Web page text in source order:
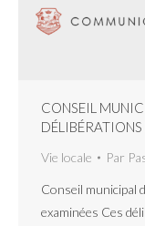
CONSEIL
DÉLIBÉRATIONS
Vie locale Par
Conseil municipal
examinées Ces